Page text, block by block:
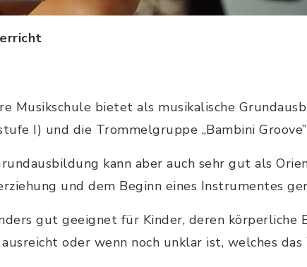
Musikschule bietet als musikalische
I) und die Trommelgruppe „Bambini
kann aber auch sehr gut als
und dem Beginn eines Instrumentes
gut geeignet für Kinder, deren
oder wenn noch unklar ist, welches